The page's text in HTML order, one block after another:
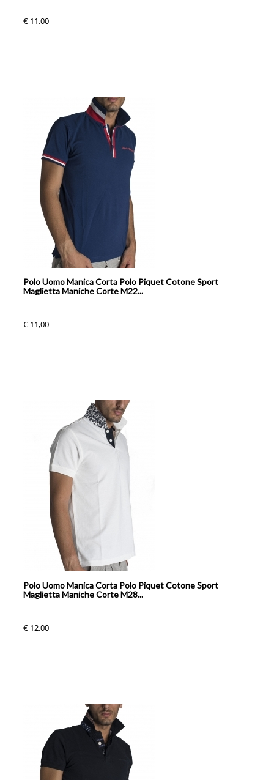
€ 11,00
Polo Uomo Manica Corta Polo Piquet Cotone Sport
Maglietta Maniche Corte M22...
€ 11,00
Polo Uomo Manica Corta Polo Piquet Cotone Sport
Maglietta Maniche Corte M28...
€ 12,00